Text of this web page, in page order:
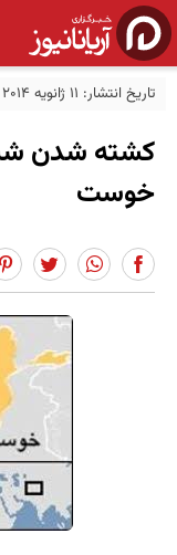
تاریخ انتشار: 11 ژانویه 2014
کشته شدن
خوست